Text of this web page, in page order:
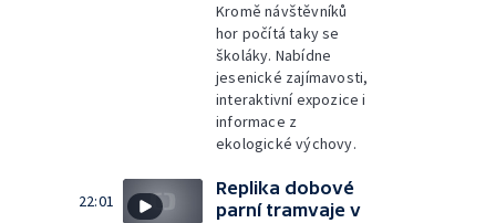
Kromě návštěvníků
hor počítá taky se
školáky. Nabídne
jesenické zajímavosti,
interaktivní expozice i
informace z
ekologické výchovy.
22:01
Replika dobové
parní tramvaje v